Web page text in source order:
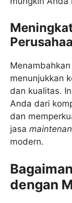
menunjukkan
dan kualitas.
Anda dari
dan
jasa
modern.
dengan